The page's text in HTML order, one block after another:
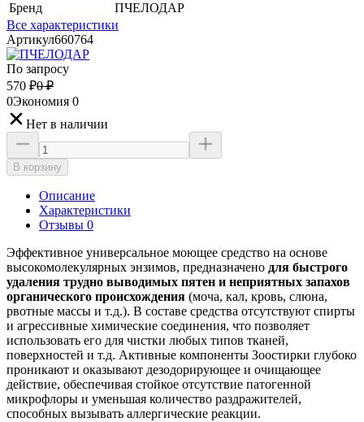
Бренд
ПЧЕЛОДАР
Все характеристики
Артикул660764
По запросу
570 ₽0 ₽
0Экономия 0
Нет в наличии
В корзину
Описание
Характеристики
Отзывы 0
Эффективное универсальное моющее средство на основе
высокомолекулярных энзимов, предназначено для быстрого
удаления трудно выводимых пятен и неприятных запахов
органического происхождения (моча, кал, кровь, слюна,
рвотные массы и т.д.). В составе средства отсутствуют спирты
и агрессивные химические соединения, что позволяет
использовать его для чистки любых типов тканей,
поверхностей и т.д. Активные компоненты Зоостирки глубоко
проникают и оказывают дезодорирующее и очищающее
действие, обеспечивая стойкое отсутствие патогенной
микрофлоры и уменьшая количество раздражителей,
способных вызывать аллергические реакции.